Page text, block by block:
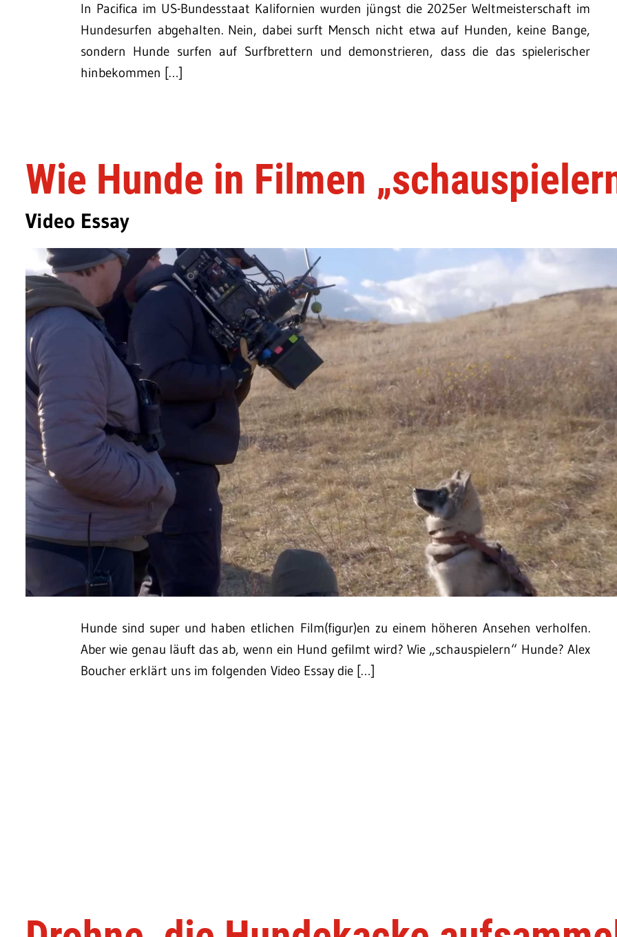
In Pacifica im US-Bundesstaat Kalifornien wurden jüngst die 2025er Weltmeisterschaft im
Hundesurfen abgehalten. Nein, dabei surft Mensch nicht etwa auf Hunden, keine Bange,
sondern Hunde surfen auf Surfbrettern und demonstrieren, dass die das spielerischer
hinbekommen […]
Wie Hunde in Filmen
Video Essay
Hunde sind super und haben etlichen Film(figur)en zu einem höheren Ansehen verholfen.
Aber wie genau läuft das ab, wenn ein Hund gefilmt wird? Wie „schauspielern“ Hunde? Alex
Boucher erklärt uns im folgenden Video Essay die […]